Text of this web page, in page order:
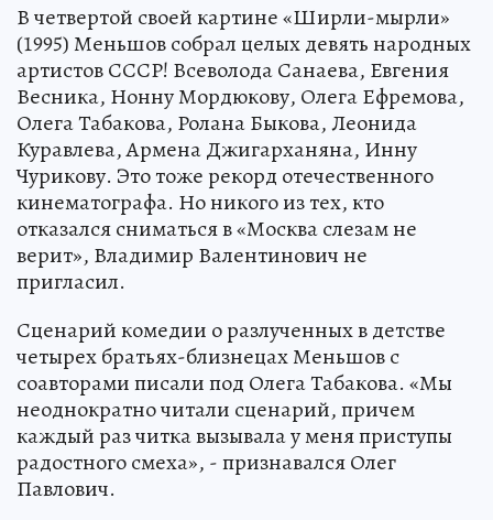
В четвертой своей картине «Ширли-мырли»
(1995) Меньшов собрал целых девять народных
артистов СССР! Всеволода Санаева, Евгения
Весника, Нонну Мордюкову, Олега Ефремова,
Олега Табакова, Ролана Быкова, Леонида
Куравлева, Армена Джигарханяна, Инну
Чурикову. Это тоже рекорд отечественного
кинематографа. Но никого из тех, кто
отказался сниматься в «Москва слезам не
верит», Владимир Валентинович не
пригласил.
Сценарий комедии о разлученных в детстве
четырех братьях-близнецах Меньшов с
соавторами писали под Олега Табакова. «Мы
неоднократно читали сценарий, причем
каждый раз читка вызывала у меня приступы
радостного смеха», - признавался Олег
Павлович.